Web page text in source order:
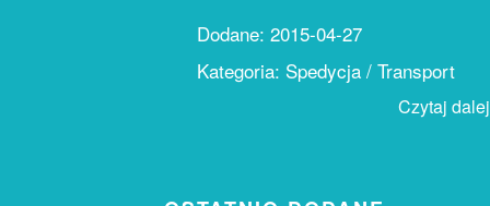
Dodane: 2015-04-27
Kategoria: Spedycja / Transport
Czytaj